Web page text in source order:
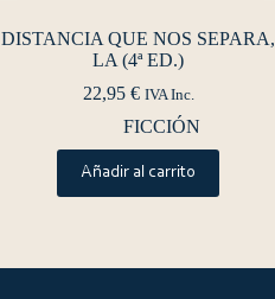
DISTANCIA QUE NOS SEPARA,
LA (4ª ED.)
22,95 € IVA Inc.
FICCIÓN
Añadir al carrito